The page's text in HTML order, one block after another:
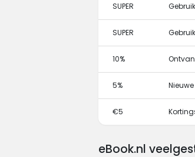
SUPER
SUPER
10%
5%
€5
eBook.nl